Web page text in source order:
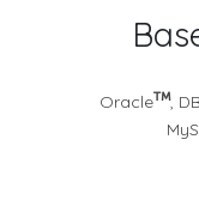
Oracle ,